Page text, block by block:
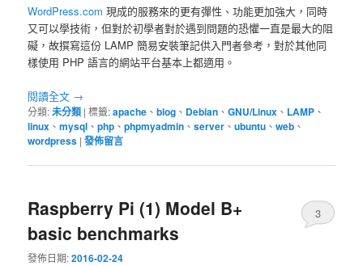
WordPress.com 現成的服務來的更有彈性、功能更加強大，同時
又可以學技術，但對於初學者對於遇到問題的恐懼一直是最大的阻
礙，故撰寫這份 LAMP 簡易安裝筆記供入門者參考，對於其他同
樣使用 PHP 語言的網站平台基本上都適用。
閱讀全文 →
分類:未分類 |標籤:apache 、blog 、 Debian 、GNU/Linux 、 LAMP 、
linux 、mysql 、php 、phpmyadmin 、server 、ubuntu 、web 、
wordpress |發佈留言
Raspberry Pi (1) Model B+
basic benchmarks
發佈日期:2016-02-24
3